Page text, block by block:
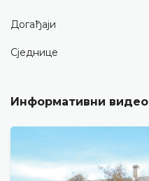
Догађаји
Сједнице
Информативни видео